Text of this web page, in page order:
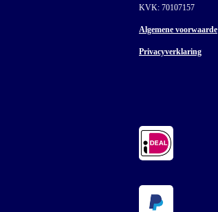
KVK: 70107157
Algemene voorwaarde
Privacyverklaring